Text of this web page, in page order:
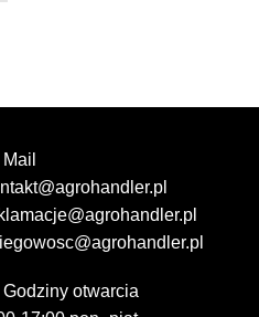
Godziny otwarcia